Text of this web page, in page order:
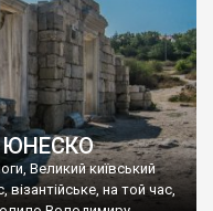
ЮНЕСКО
Великий київський
на той час,